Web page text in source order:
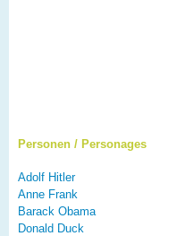
Personen / Personages
Adolf Hitler
Anne Frank
Barack Obama
Donald Duck